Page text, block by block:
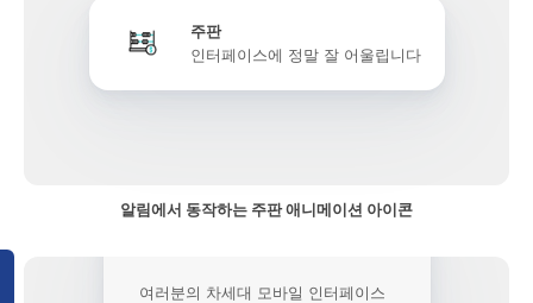
주판
인터페이스에 정말 잘 어울립니다
알림에서 동작하는 주판 애니메이션 아이콘
여러분의 차세대 모바일 인터페이스